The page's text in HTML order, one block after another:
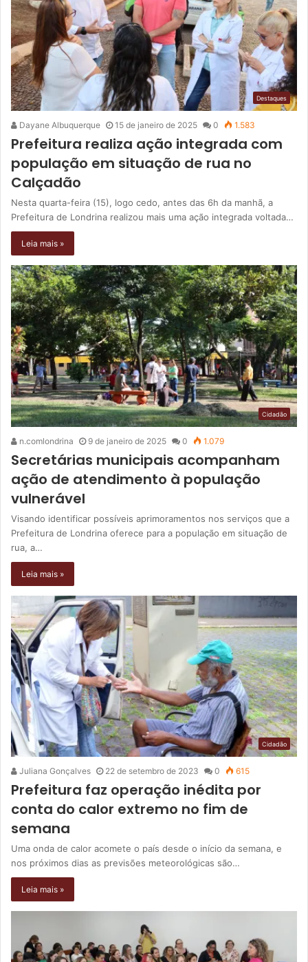
Destaques
Dayane Albuquerque 15 de janeiro de 2025 0 1.583
Prefeitura realiza ação integrada com
população em situação de rua no
Calçadão
Nesta quarta-feira (15), logo cedo, antes das 6h da manhã, a
Prefeitura de Londrina realizou mais uma ação integrada voltada…
Leia mais »
Cidadão
n.comlondrina 9 de janeiro de 2025 0 1.079
Secretárias municipais acompanham
ação de atendimento à população
vulnerável
Visando identificar possíveis aprimoramentos nos serviços que a
Prefeitura de Londrina oferece para a população em situação de
rua, a…
Leia mais »
Cidadão
Juliana Gonçalves 22 de setembro de 2023 0 615
Prefeitura faz operação inédita por
conta do calor extremo no fim de
semana
Uma onda de calor acomete o país desde o início da semana, e
nos próximos dias as previsões meteorológicas são…
Leia mais »